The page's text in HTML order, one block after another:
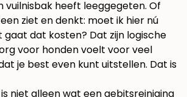
vuilnisbak heeft leeggegeten. Of
ziet en denkt: moet ik hier nú
gaat dat kosten? Dat zijn logische
voor honden voelt voor veel
je best even kunt uitstellen. Dat is
niet alleen wat een gebitsreiniging